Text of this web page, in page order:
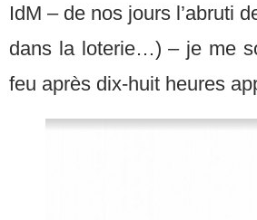
IdM – de nos jours l’abruti
dans la loterie…) – je me
feu après dix-huit heures